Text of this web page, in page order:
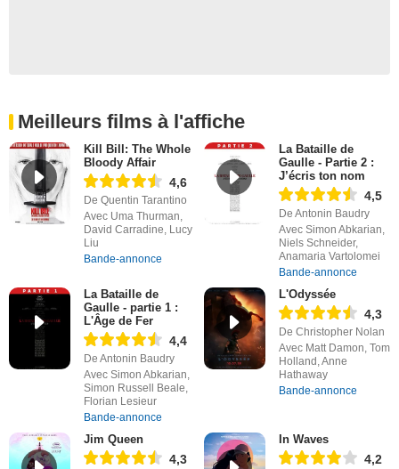
Meilleurs films à l'affiche
Kill Bill: The Whole
Bloody Affair
4,6
De Quentin Tarantino
Avec Uma Thurman,
David Carradine, Lucy
Liu
Bande-annonce
La Bataille de
Gaulle - Partie 2 :
J’écris ton nom
4,5
De Antonin Baudry
Avec Simon Abkarian,
Niels Schneider,
Anamaria Vartolomei
Bande-annonce
La Bataille de
Gaulle - partie 1 :
L'Âge de Fer
4,4
De Antonin Baudry
Avec Simon Abkarian,
Simon Russell Beale,
Florian Lesieur
Bande-annonce
L'Odyssée
4,3
De Christopher Nolan
Avec Matt Damon, Tom
Holland, Anne
Hathaway
Bande-annonce
Jim Queen
4,3
In Waves
4,2